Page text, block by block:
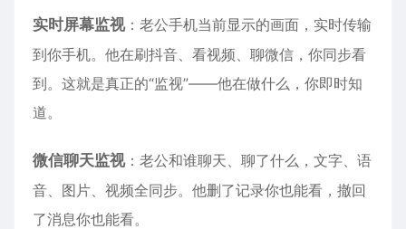
实时屏幕监视：老公手机当前显示的画面，实时传输
到你手机。他在刷抖音、看视频、聊微信，你同步看
到。这就是真正的“监视”——他在做什么，你即时知
道。
微信聊天监视：老公和谁聊天、聊了什么，文字、语
音、图片、视频全同步。他删了记录你也能看，撤回
了消息你也能看。